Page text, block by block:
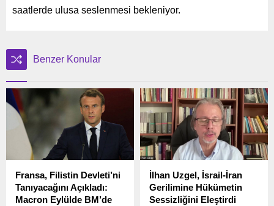
saatlerde ulusa seslenmesi bekleniyor.
Benzer Konular
Fransa, Filistin Devleti’ni
Tanıyacağını Açıkladı:
Macron Eylülde BM’de
İlhan Uzgel, İsrail-İran
Gerilimine Hükümetin
Sessizliğini Eleştirdi